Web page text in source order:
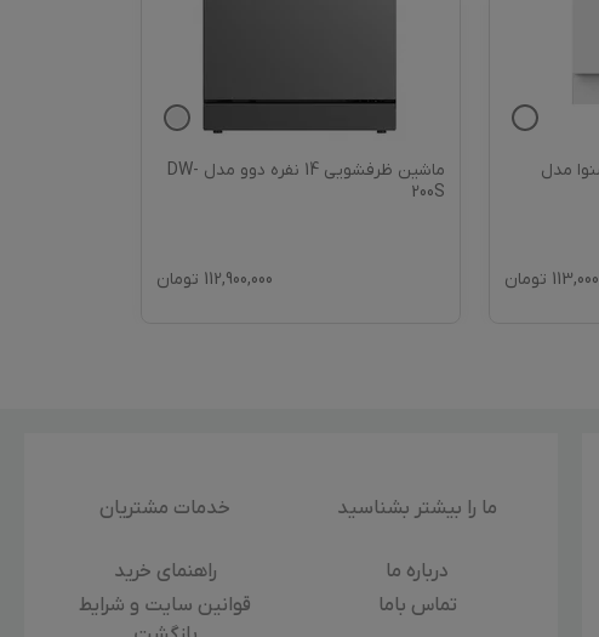
نفره اسنوا مدل
تومان
ماشین ظرفشویی 14 نفره دوو مدل DW-
200S
112,900,000 تومان
ما را بیشتر بشناسید
درباره‌ ما
تماس باما
خدمات مشتریان
راهنمای خرید
قوانین سایت و شرایط